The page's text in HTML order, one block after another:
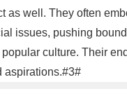
as well. They often
issues, pushing
culture. Their
aspirations.#3#